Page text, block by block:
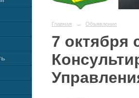
Главная → Объявление
7 октября